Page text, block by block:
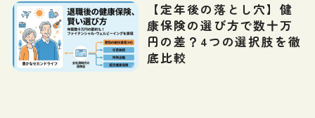
【定年後の落とし穴】健
康保険の選び方で数十万
円の差？4つの選択肢を徹
底比較